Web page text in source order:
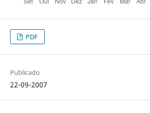
PDF
Publicado
22-09-2007